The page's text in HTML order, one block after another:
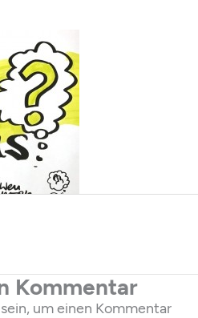
Kommentar
sein, um einen Kommentar